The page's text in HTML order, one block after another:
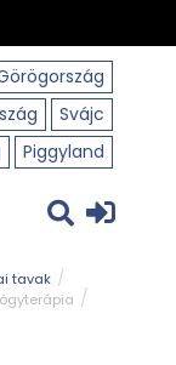
Svájc
Piggyland
tavak